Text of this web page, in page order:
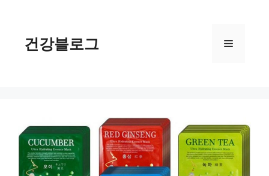
건강블로그 메